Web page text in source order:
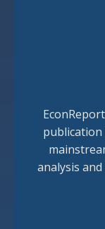
publication
analysis